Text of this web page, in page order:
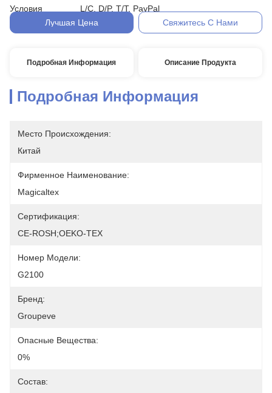
Условия
Оплаты:
L/C, D/P, T/T, PayPal
Лучшая Цена
Свяжитесь С Нами
Подробная Информация Описание Продукта
Подробная Информация
Место Происхождения:
Китай
Фирменное Наименование:
Magicaltex
Сертификация:
CE-ROSH;OEKO-TEX
Номер Модели:
G2100
Бренд:
Groupeve
Опасные Вещества:
0%
Состав: